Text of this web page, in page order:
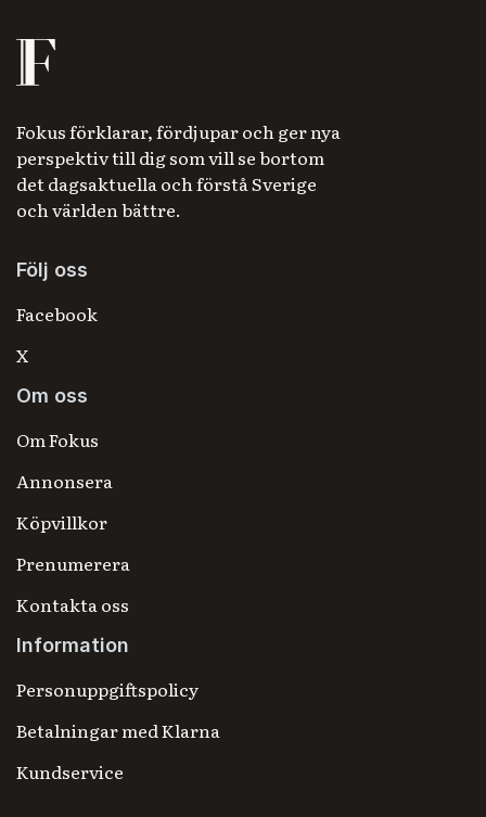
Fokus förklarar, fördjupar och ger nya
perspektiv till dig som vill se bortom
det dagsaktuella och förstå Sverige
och världen bättre.
Följ oss
Facebook
X
Om oss
Om Fokus
Annonsera
Köpvillkor
Prenumerera
Kontakta oss
Information
Personuppgiftspolicy
Betalningar med Klarna
Kundservice